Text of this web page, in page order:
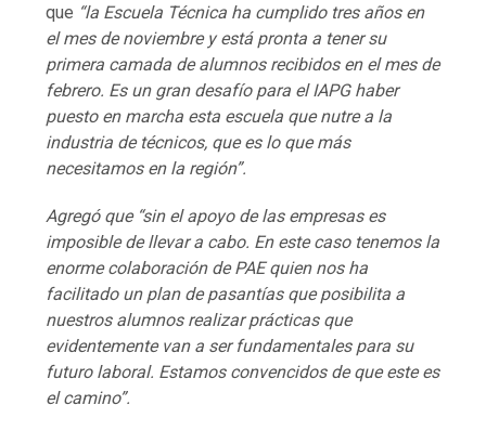
que “la Escuela Técnica ha cumplido tres años en
el mes de noviembre y está pronta a tener su
primera camada de alumnos recibidos en el mes de
febrero. Es un gran desafío para el IAPG haber
puesto en marcha esta escuela que nutre a la
industria de técnicos, que es lo que más
necesitamos en la región”.
Agregó que “sin el apoyo de las empresas es
imposible de llevar a cabo. En este caso tenemos la
enorme colaboración de PAE quien nos ha
facilitado un plan de pasantías que posibilita a
nuestros alumnos realizar prácticas que
evidentemente van a ser fundamentales para su
futuro laboral. Estamos convencidos de que este es
el camino”.